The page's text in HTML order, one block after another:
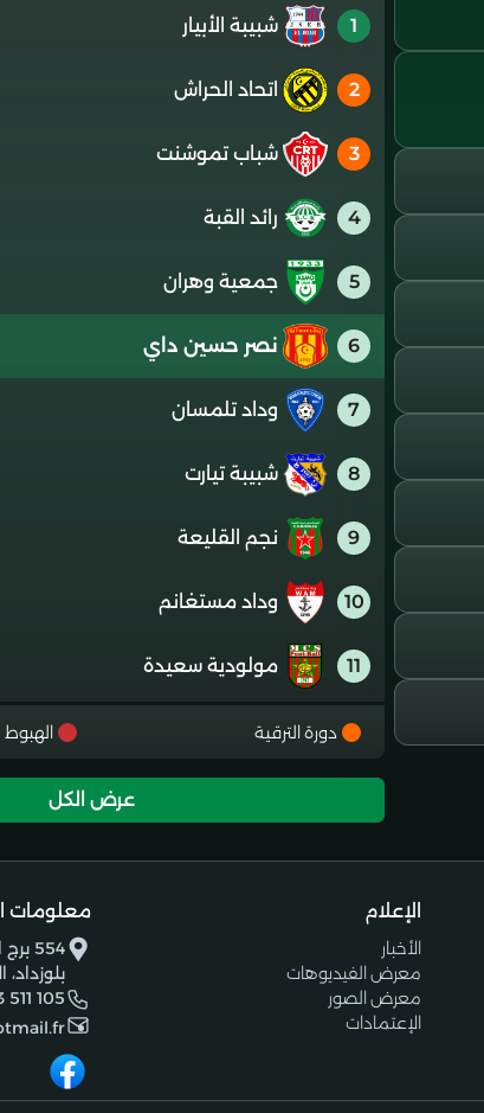
1 شبيبة الأبيار
2 اتحاد الحراش
3 شباب تموشنت
4 رائد القبة
5 جمعية وهران
6 نصر حسين داي
7 وداد تلمسان
8 شبيبة تيارت
9 نجم القليعة
10 وداد مستغانم
11 مولودية سعيدة
12 غالي معسكر
14 شبيبة تيقصراين
16
دورة الترقية الهبوط
عرض الكل
الإعلام
الأخبار
معرض الفيديوهات
معرض الصور
الإعتمادات
معلومات
554
بلوزداد،
511 105